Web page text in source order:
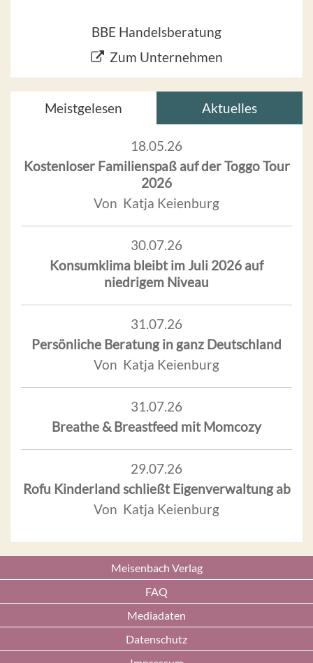
BBE Handelsberatung
Zum Unternehmen
Meistgelesen Aktuelles
18.05.26
Kostenloser Familienspaß auf der Toggo Tour
2026
Von Katja Keienburg
30.07.26
Konsumklima bleibt im Juli 2026 auf
niedrigem Niveau
31.07.26
Persönliche Beratung in ganz Deutschland
Von Katja Keienburg
31.07.26
Breathe & Breastfeed mit Momcozy
29.07.26
Rofu Kinderland schließt Eigenverwaltung ab
Von Katja Keienburg
Meisenbach Verlag
FAQ
Mediadaten
Datenschutz